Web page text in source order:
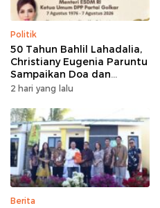
Politik
50 Tahun Bahlil Lahadalia,
Christiany Eugenia Paruntu
Sampaikan Doa dan
Harapan
2 hari yang lalu
Berita